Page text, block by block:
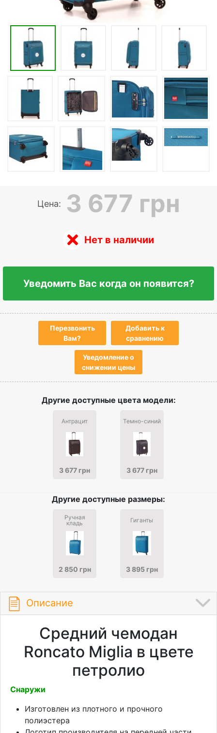
Цена: 3 677 грн
Нет в наличии
Уведомить Вас когда он появится?
Перезвонить
Вам?
Добавить к
сравнению
Уведомление о
снижении цены
Другие доступные цвета модели:
Антрацит
3 677 грн
Темно-синий
3 677 грн
Другие доступные размеры:
Ручная
кладь
2 850 грн
Гиганты
3 895 грн
Описание
Средний чемодан
Roncato Miglia в цвете
петролио
Снаружи
Изготовлен из плотного и прочного
полиэстера